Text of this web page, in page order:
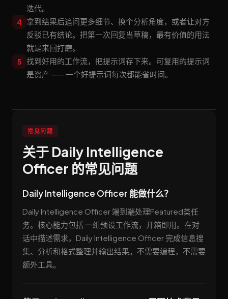
迭代。
4
拿到结果后追问更多细节、换个分析角度，或者让对方
反驳已有结论。把第一次回复当草稿，最有价值的用法
就是来回打磨。
5 找到好用的工作流，把提示词存下来。可复用的提示词
是资产 —— 一个好提示词每次都能省时间。
常见问题
关于 Daily Intelligence
Officer 的常见问题
Daily Intelligence Officer 能做什么？
Daily Intelligence Officer 端到端处理Featured类任
务。核心能力包括 一组预设工作流，开箱即用。在对
话中描述需求，Daily Intelligence Officer 完成信息搜
集、分析和格式整理并输出结果。不需要编程，不需要
额外工具。